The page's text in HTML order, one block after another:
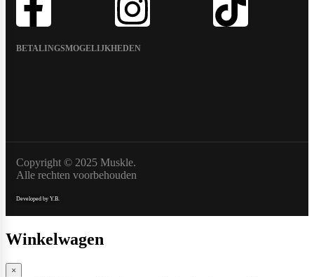
BETALINGSMOGELIJKHEDEN
Copyright © 2025 Muskle.
Alle rechten voorbehouden
Developed by Y.B.
Winkelwagen
×